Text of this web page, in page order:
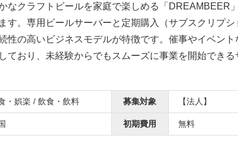
なクラフトビールを家庭で楽しめる「DREAMBEER
す。専用ビールサーバーと定期購入（サブスクリプシ
性の高いビジネスモデルが特徴です。催事やイベント
ており、未経験からでもスムーズに事業を開始できる
・娯楽 / 飲食・飲料 募集対象 【法人】
初期費用 無料